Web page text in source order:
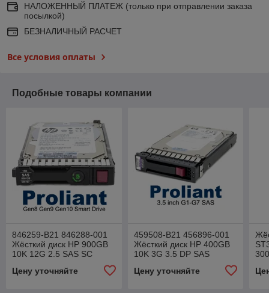
НАЛОЖЕННЫЙ ПЛАТЕЖ (только при отправлении заказа
посылкой)
БЕЗНАЛИЧНЫЙ РАСЧЕТ
Все условия оплаты
Подобные товары компании
846259-B21 846288-001
Жёсткий диск HP 900GB
10K 12G 2.5 SAS SC
Цену уточняйте
459508-B21 456896-001
Жёсткий диск HP 400GB
10K 3G 3.5 DP SAS
Цену уточняйте